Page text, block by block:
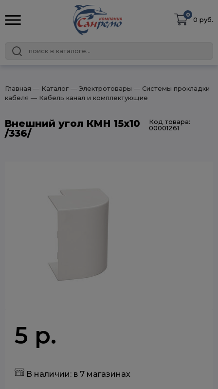
0
0 руб.
Главная ― Каталог ― Электротовары ― Системы прокладки
кабеля ― Кабель канал и комплектующие
Внешний угол КМН 15х10
/336/
Код товара:
00001261
5 р.
В наличии: в 7 магазинах